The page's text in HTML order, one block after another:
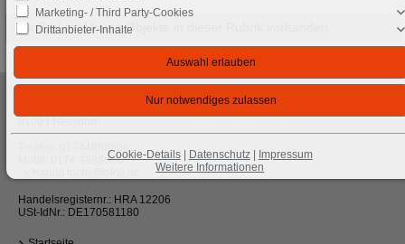
Zur Zeit sind keine Objekte in dieser Rubrik vorhanden.
01744888666
0174 4888666
Handelsregisternr.: HRA 12206
USt-IdNr.: DE170581180
Marketing- / Third Party-Cookies
Drittanbieter-Inhalte
Cookie-Details| Datenschutz|
Impressum
Weitere Informationen